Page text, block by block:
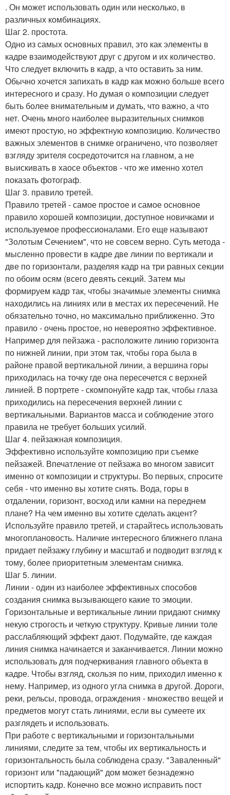
. Он может использовать один или несколько, в
различных комбинациях.
Шаг 2. простота.
Одно из самых основных правил, это как элементы в
кадре взаимодействуют друг с другом и их количество.
Что следует включить в кадр, а что оставить за ним.
Обычно хочется запихать в кадр как можно больше всего
интересного и сразу. Но думая о композиции следует
быть более внимательным и думать, что важно, а что
нет. Очень много наиболее выразительных снимков
имеют простую, но эффектную композицию. Количество
важных элементов в снимке ограничено, что позволяет
взгляду зрителя сосредоточится на главном, а не
выискивать в хаосе объектов - что же именно хотел
показать фотограф.
Шаг 3. правило третей.
Правило третей - самое простое и самое основное
правило хорошей композиции, доступное новичками и
используемое профессионалами. Его еще называют
"Золотым Сечением", что не совсем верно. Суть метода -
мысленно провести в кадре две линии по вертикали и
две по горизонтали, разделяя кадр на три равных секции
по обоим осям (всего девять секций. Затем мы
формируем кадр так, чтобы значимые элементы снимка
находились на линиях или в местах их пересечений. Не
обязательно точно, но максимально приближенно. Это
правило - очень простое, но невероятно эффективное.
Например для пейзажа - расположите линию горизонта
по нижней линии, при этом так, чтобы гора была в
районе правой вертикальной линии, а вершина горы
приходилась на точку где она пересечется с верхней
линией. В портрете - скомпонуйте кадр так, чтобы глаза
приходились на пересечения верхней линии с
вертикальными. Вариантов масса и соблюдение этого
правила не требует больших усилий.
Шаг 4. пейзажная композиция.
Эффективно используйте композицию при съемке
пейзажей. Впечатление от пейзажа во многом зависит
именно от композиции и структуры. Во первых, спросите
себя - что именно вы хотите снять. Вода, горы в
отдалении, горизонт, восход или камни на переднем
плане? На чем именно вы хотите сделать акцент?
Используйте правило третей, и старайтесь использовать
многоплановость. Наличие интересного ближнего плана
придает пейзажу глубину и масштаб и подводит взгляд к
тому, более приоритетным элементам снимка.
Шаг 5. линии.
Линии - один из наиболее эффективных способов
создания снимка вызывающего какие то эмоции.
Горизонтальные и вертикальные линии придают снимку
некую строгость и четкую структуру. Кривые линии толе
расслабляющий эффект дают. Подумайте, где каждая
линия снимка начинается и заканчивается. Линии можно
использовать для подчеркивания главного объекта в
кадре. Чтобы взгляд, скользя по ним, приходил именно к
нему. Например, из одного угла снимка в другой. Дороги,
реки, рельсы, провода, ограждения - множество вещей и
предметов могут стать линиями, если вы сумеете их
разглядеть и использовать.
При работе с вертикальными и горизонтальными
линиями, следите за тем, чтобы их вертикальность и
горизонтальность была соблюдена сразу. "Заваленный"
горизонт или "падающий" дом может безнадежно
испортить кадр. Конечно все можно исправить пост